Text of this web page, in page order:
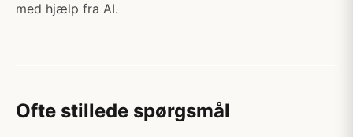
med hjælp fra AI.
Ofte stillede spørgsmål